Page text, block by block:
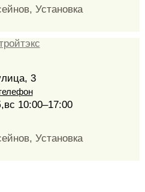
Установка
3
10:00–17:00
Установка